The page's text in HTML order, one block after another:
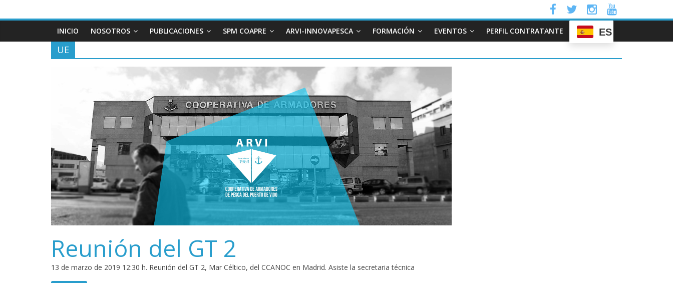
INICIO NOSOTROS PUBLICACIONES SPM COAPRE ARVI-INNOVAPESCA FORMACIÓN EVENTOS PERFIL CONTRATANTE ES
UE
Reunión del GT 2
13 de marzo de 2019 12:30 h. Reunión del GT 2, Mar Céltico, del CCANOC en Madrid. Asiste la secretaria técnica